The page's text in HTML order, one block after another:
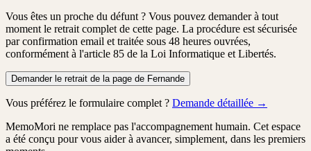
Vous êtes un proche du défunt ? Vous pouvez demander à tout
moment le retrait complet de cette page. La procédure est sécurisée
par confirmation email et traitée sous 48 heures ouvrées,
conformément à l'article 85 de la Loi Informatique et Libertés.
Demander le retrait de la page de Fernande
Vous préférez le formulaire complet ? Demande détaillée →
MemoMori ne remplace pas l'accompagnement humain. Cet espace
a été conçu pour vous aider à avancer, simplement, dans les premiers